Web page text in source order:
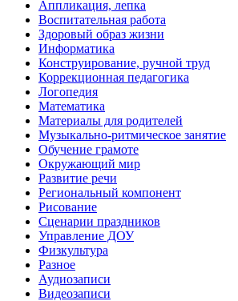
Аппликация, лепка
Воспитательная работа
Здоровый образ жизни
Информатика
Конструирование, ручной труд
Коррекционная педагогика
Логопедия
Математика
Материалы для родителей
Музыкально-ритмическое занятие
Обучение грамоте
Окружающий мир
Развитие речи
Региональный компонент
Рисование
Сценарии праздников
Управление ДОУ
Физкультура
Разное
Аудиозаписи
Видеозаписи